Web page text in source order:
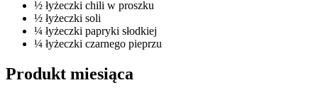
½ łyżeczki chili w proszku
½ łyżeczki soli
¼ łyżeczki papryki słodkiej
¼ łyżeczki czarnego pieprzu
Produkt miesiąca